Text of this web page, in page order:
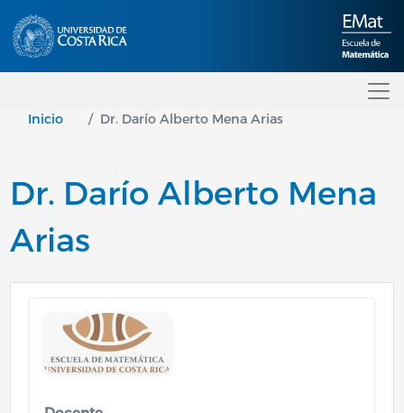
Inicio Dr. Darío Alberto Mena Arias
Dr. Darío Alberto Mena
Arias
Image